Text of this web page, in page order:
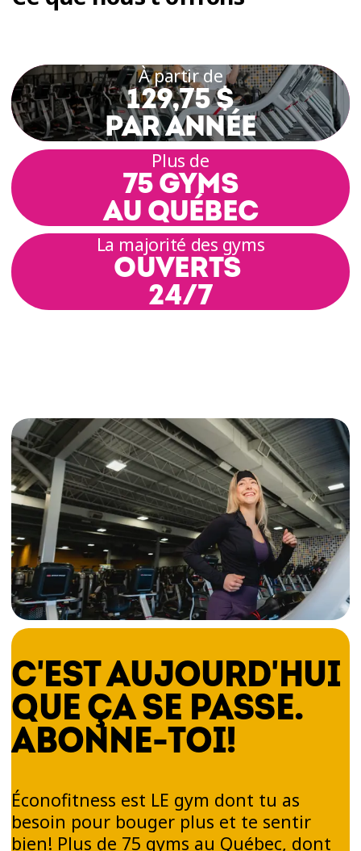
À partir de
129,75 $
PAR ANNÉE
Plus de
75 GYMS
AU QUÉBEC
La majorité des gyms
OUVERTS
24/7
C'EST AUJOURD'HUI
QUE ÇA SE PASSE.
ABONNE-TOI!
Éconofitness est LE gym dont tu as
besoin pour bouger plus et te sentir
bien! Plus de 75 gyms au Québec, dont